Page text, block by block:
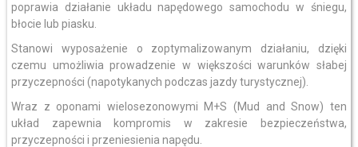
poprawia działanie układu napędowego samochodu w śniegu,
błocie lub piasku.
Stanowi wyposażenie o zoptymalizowanym działaniu, dzięki
czemu umożliwia prowadzenie w większości warunków słabej
przyczepności (napotykanych podczas jazdy turystycznej).
Wraz z oponami wielosezonowymi M+S (Mud and Snow) ten
układ zapewnia kompromis w zakresie bezpieczeństwa,
przyczepności i przeniesienia napędu.